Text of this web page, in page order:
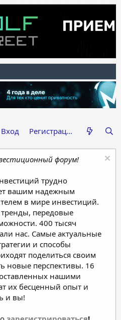
Вход Регистрация
форум!
трудно
вашим надежным
в мире инвестиций.
передовые
400 тысяч
нас. Самые актуальные
и способы
поделиться своим
новые перспективы. 16
нашими
их бесценный опыт и
и вы!